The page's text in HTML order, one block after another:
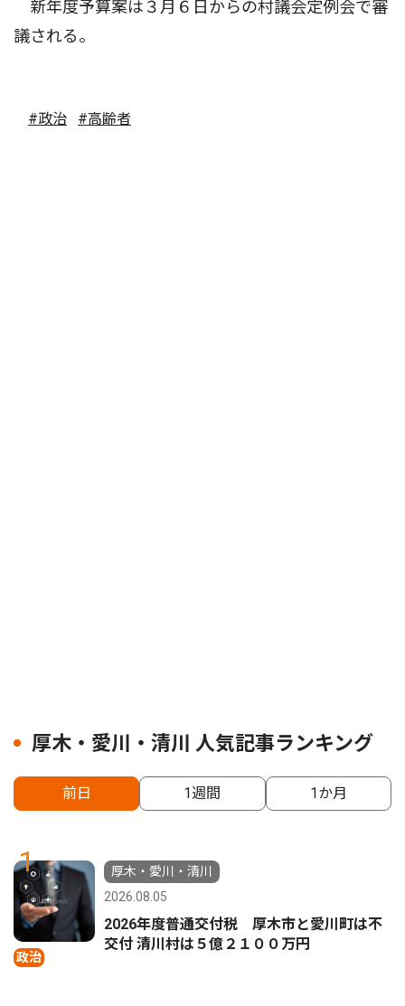
新年度予算案は３月６日からの村議会定例会で審
議される。
#政治 #高齢者
厚木・愛川・清川 人気記事ランキング
前日 1週間 1か月
1
政治
厚木・愛川・清川
2026.08.05
2026年度普通交付税 厚木市と愛川町は不
交付 清川村は５億２１００万円